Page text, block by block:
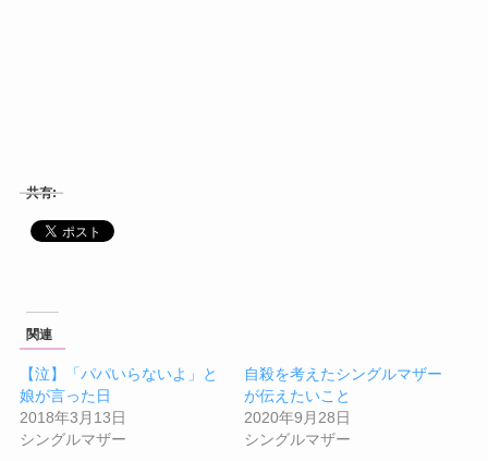
共有:
関連
【泣】「パパいらないよ」と
娘が言った日
2018年3月13日
シングルマザー
自殺を考えたシングルマザー
が伝えたいこと
2020年9月28日
シングルマザー